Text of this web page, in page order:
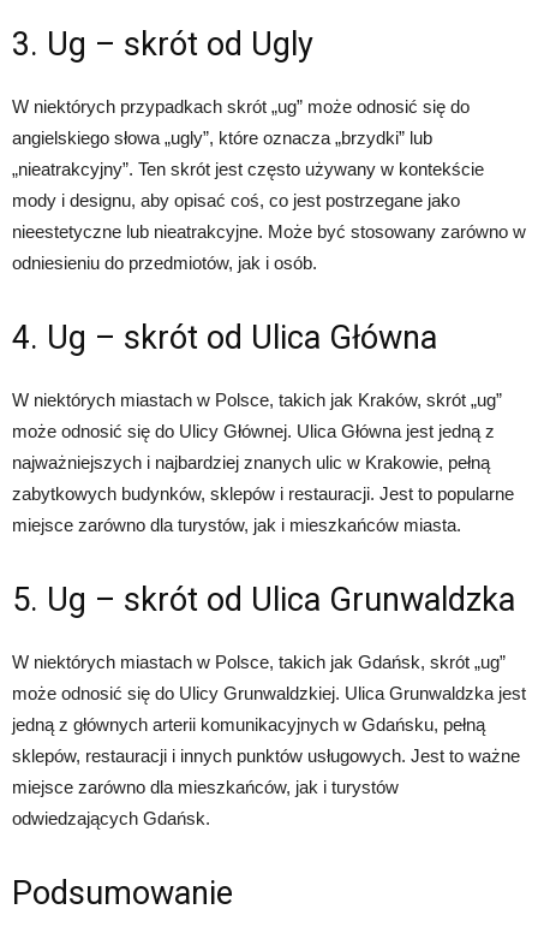
3. Ug – skrót od Ugly
W niektórych przypadkach skrót „ug” może odnosić się do
angielskiego słowa „ugly”, które oznacza „brzydki” lub
„nieatrakcyjny”. Ten skrót jest często używany w kontekście
mody i designu, aby opisać coś, co jest postrzegane jako
nieestetyczne lub nieatrakcyjne. Może być stosowany zarówno w
odniesieniu do przedmiotów, jak i osób.
4. Ug – skrót od Ulica Główna
W niektórych miastach w Polsce, takich jak Kraków, skrót „ug”
może odnosić się do Ulicy Głównej. Ulica Główna jest jedną z
najważniejszych i najbardziej znanych ulic w Krakowie, pełną
zabytkowych budynków, sklepów i restauracji. Jest to popularne
miejsce zarówno dla turystów, jak i mieszkańców miasta.
5. Ug – skrót od Ulica Grunwaldzka
W niektórych miastach w Polsce, takich jak Gdańsk, skrót „ug”
może odnosić się do Ulicy Grunwaldzkiej. Ulica Grunwaldzka jest
jedną z głównych arterii komunikacyjnych w Gdańsku, pełną
sklepów, restauracji i innych punktów usługowych. Jest to ważne
miejsce zarówno dla mieszkańców, jak i turystów
odwiedzających Gdańsk.
Podsumowanie